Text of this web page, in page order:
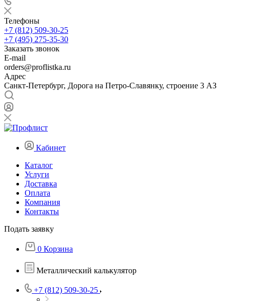
Телефоны
+7 (812) 509-30-25
+7 (495) 275-35-30
Заказать звонок
E-mail
orders@proflistka.ru
Адрес
Санкт-Петербург, Дорога на Петро-Славянку, строение 3 АЗ
Кабинет
Каталог
Услуги
Доставка
Оплата
Компания
Контакты
Подать заявку
0 Корзина
Металлический калькулятор
+7 (812) 509-30-25